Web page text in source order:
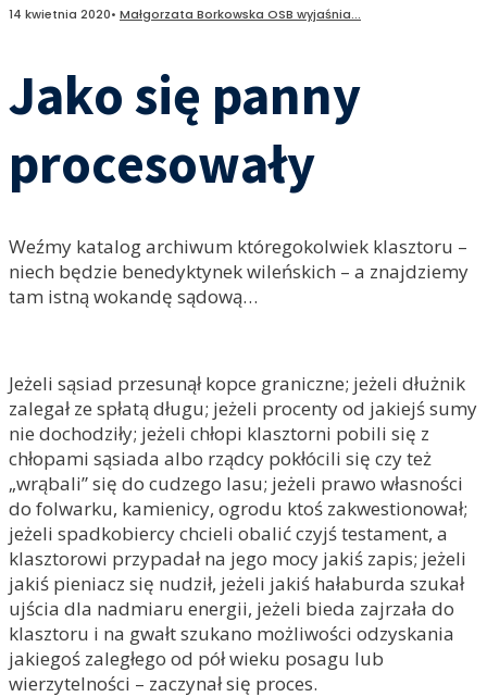
14 kwietnia 2020• Małgorzata Borkowska OSB wyjaśnia...
Jako się panny
procesowały
Weźmy katalog archiwum któregokolwiek klasztoru –
niech będzie benedyktynek wileńskich – a znajdziemy
tam istną wokandę sądową…
Jeżeli sąsiad przesunął kopce graniczne; jeżeli dłużnik
zalegał ze spłatą długu; jeżeli procenty od jakiejś sumy
nie dochodziły; jeżeli chłopi klasztorni pobili się z
chłopami sąsiada albo rządcy pokłócili się czy też
„wrąbali” się do cudzego lasu; jeżeli prawo własności
do folwarku, kamienicy, ogrodu ktoś zakwestionował;
jeżeli spadkobiercy chcieli obalić czyjś testament, a
klasztorowi przypadał na jego mocy jakiś zapis; jeżeli
jakiś pieniacz się nudził, jeżeli jakiś hałaburda szukał
ujścia dla nadmiaru energii, jeżeli bieda zajrzała do
klasztoru i na gwałt szukano możliwości odzyskania
jakiegoś zaległego od pół wieku posagu lub
wierzytelności – zaczynał się proces.